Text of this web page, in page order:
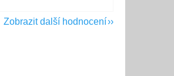
Zobrazit další hodnocení